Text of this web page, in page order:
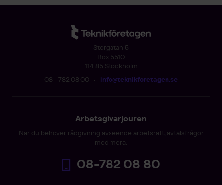
Storgatan 5
Box 5510
114 85 Stockholm
08 - 782 08 00 • info@teknikforetagen.se
Arbetsgivarjouren
När du behöver rådgivning avseende arbetsrätt, avtalsfrågor
med mera.
08-782 08 80